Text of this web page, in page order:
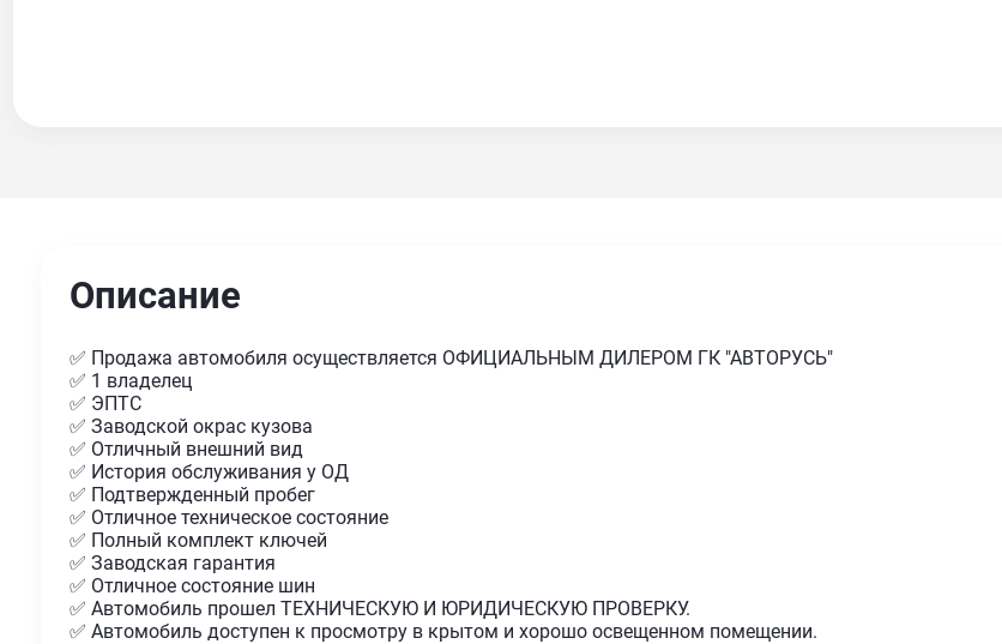
Описание
✅ Продажа автомобиля осуществляется ОФИЦИАЛЬНЫМ ДИЛЕРОМ ГК "АВТОРУСЬ"
✅ 1 владелец
✅ ЭПТС
✅ Заводской окрас кузова
✅ Отличный внешний вид
✅ История обслуживания у ОД
✅ Подтвержденный пробег
✅ Отличное техническое состояние
✅ Полный комплект ключей
✅ Заводская гарантия
✅ Отличное состояние шин
✅ Автомобиль прошел ТЕХНИЧЕСКУЮ И ЮРИДИЧЕСКУЮ ПРОВЕРКУ.
✅ Автомобиль доступен к просмотру в крытом и хорошо освещенном помещении.